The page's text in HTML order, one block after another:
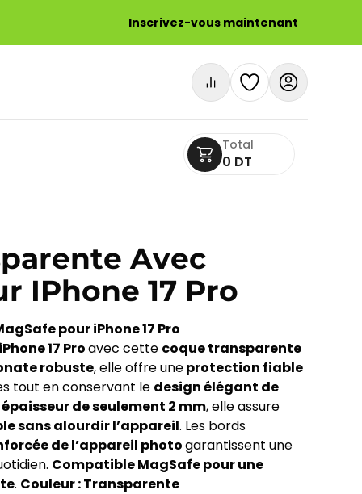
Inscrivez-vous maintenant
Total
0 DT
Avec
IPhone 17 Pro
pour iPhone 17 Pro
17 Proavec cette coque transparente
robuste, elle offre uneprotection fiable
tout en conservant le design élégant de
de seulement 2 mm, elle assure
sans alourdir l’appareil. Les bords
de l’appareil photogarantissent une
Compatible MagSafe pour une
. Couleur : Transparente